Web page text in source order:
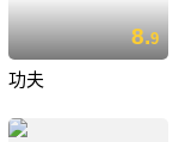
8.9
功夫